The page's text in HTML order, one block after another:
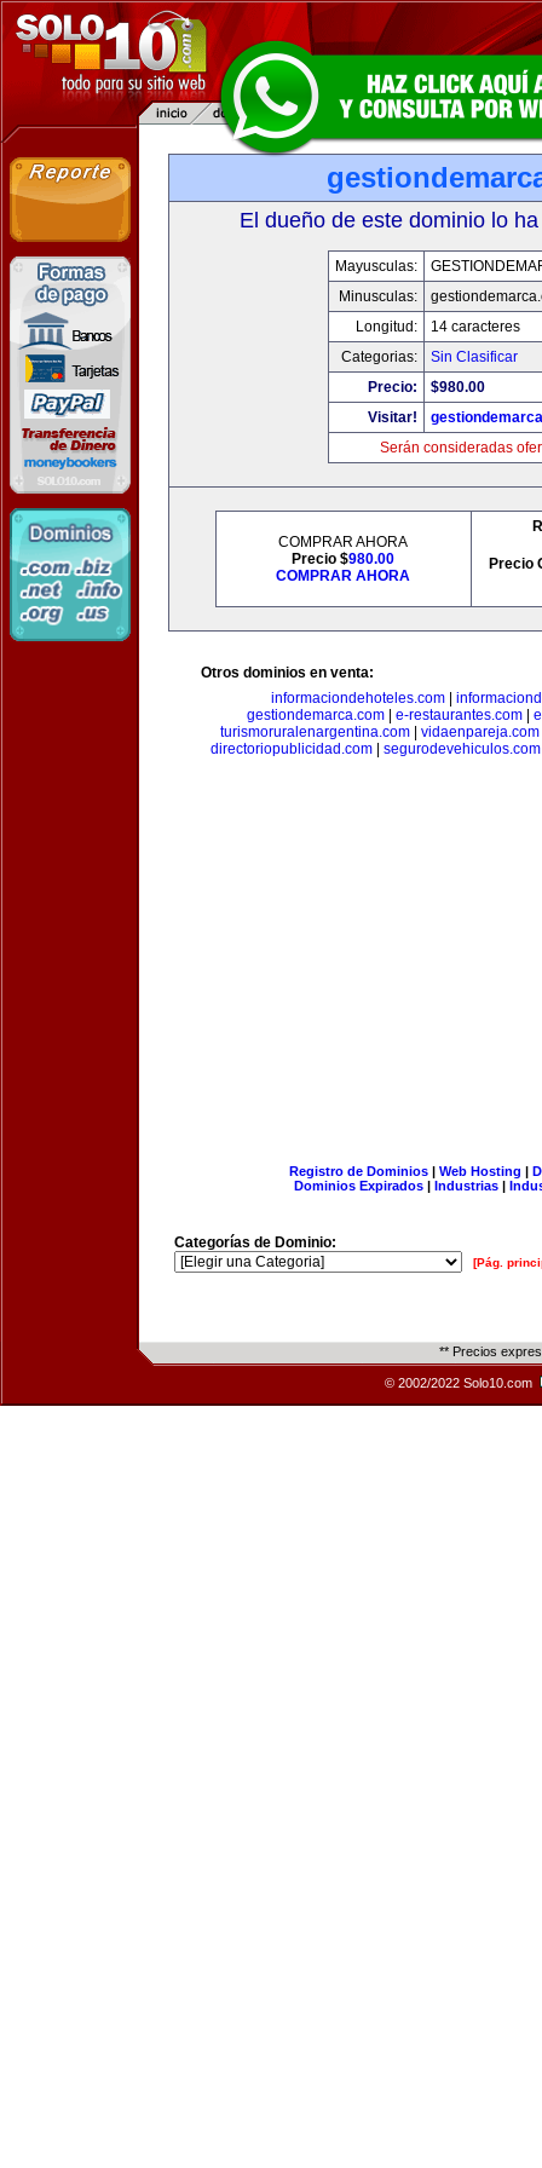
El dueño de este dominio lo
Mayusculas:
Minusculas:
Longitud:
14 caracteres
Categorias:
Sin Clasificar
Precio:
$980.00
Visitar!
Serán consideradas
COMPRAR AHORA
Precio $980.00
COMPRAR AHORA
Precio
Otros dominios en venta:
informaciondehoteles.com|
gestiondemarca.com| e-restaurantes.com|
turismoruralenargentina.com| vidaenpareja.com
directoriopublicidad.com
segurodevehiculos.com
Registro de Dominios| Web Hosting |
Dominios Expirados | Industrias |
Categorías de Dominio:
[Pág.
** Precios
© 2002/2022 Solo10.com